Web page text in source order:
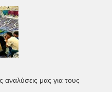
αναλύσεις μας για τους